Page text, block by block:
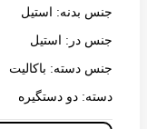
جنس بدنه: استیل
جنس در: استیل
جنس دسته: باکالیت
دسته: دو دستگیره